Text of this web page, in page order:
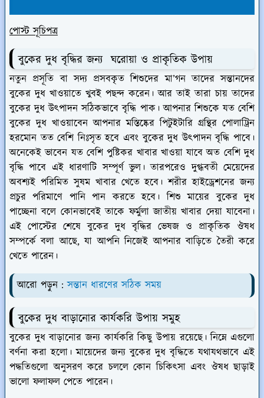
পোস্ট সূচিপত্র
বুকের দুধ বৃদ্ধির জন্য ঘরোয়া ও প্রাকৃতিক উপায়
নতুন প্রসূতি বা সদ্য প্রসবকৃত শিশুদের মা’গন তাদের সন্তানদের
বুকের দুধ খাওয়াতে খুবই পছন্দ করেন। আর তাই তারা চায় তাদের
বুকের দুধ উৎপাদন সঠিকভাবে বৃদ্ধি পাক। আপনার শিশুকে যত বেশি
বুকের দুধ খাওয়াবেন আপনার মস্তিষ্কের পিটুইটারি গ্রন্থির পোলাট্রিন
হরমোন তত বেশি নিঃসৃত হবে এবং বুকের দুধ উৎপাদন বৃদ্ধি পাবে।
অনেকেই ভাবেন যত বেশি পুষ্টিকর খাবার খাওয়া যাবে অত বেশি দুধ
বৃদ্ধি পাবে এই ধারণাটি সম্পূর্ণ ভুল। তারপরেও দুগ্ধবতী মেয়েদের
অবশ্যই পরিমিত সুষম খাবার খেতে হবে। শরীর হাইড্রেশনের জন্য
প্রচুর পরিমাণে পানি পান করতে হবে। শিশু মায়ের বুকের দুধ
পাচ্ছেনা বলে কোনভাবেই তাকে ফর্মুলা জাতীয় খাবার দেয়া যাবেনা।
এই পোস্টের শেষে বুকের দুধ বৃদ্ধির ভেষজ ও প্রাকৃতিক ঔষধ
সম্পর্কে বলা আছে, যা আপনি নিজেই আপনার বাড়িতে তৈরী করে
খেতে পারেন।
আরো পড়ুন :সন্তান ধারণের সঠিক সময়
বুকের দুধ বাড়ানোর কার্যকরি উপায় সমুহ
বুকের দুধ বাড়ানোর জন্য কার্যকরি কিছু উপায় রয়েছে। নিম্নে এগুলো
বর্ণনা করা হলো। মায়েদের জন্য বুকের দুধ বৃদ্ধিতে যথাযথভাবে এই
পদ্ধতিগুলো অনুসরণ করে চললে কোন চিকিৎসা এবং ঔষধ ছাড়াই
ভালো ফলাফল পেতে পারেন।